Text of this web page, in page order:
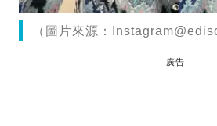
（圖片來源：
廣告